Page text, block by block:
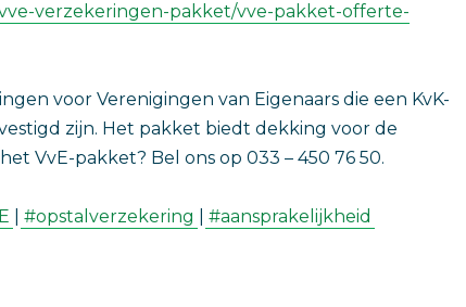
verzekeringen-pakket/vve-pakket-offerte-
voor Verenigingen van Eigenaars die een KvK-
zijn. Het pakket biedt dekking voor de
VvE-pakket? Bel ons op 033 – 450 76 50.
#opstalverzekering #aansprakelijkheid